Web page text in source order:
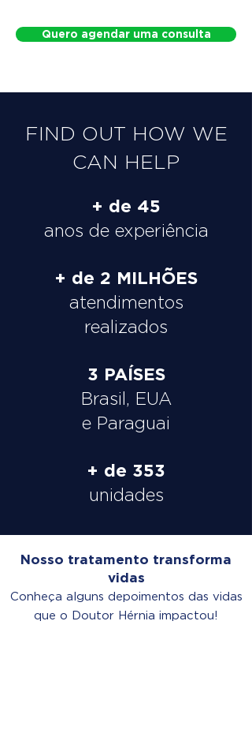
Quero agendar uma consulta
FIND OUT HOW WE
CAN HELP
+ de 45
anos de experiência
+ de 2 MILHÕES
atendimentos
realizados
3 PAÍSES
Brasil, EUA
e Paraguai
+ de 353
unidades
Nosso tratamento transforma
vidas
Conheça alguns depoimentos das vidas
que o Doutor Hérnia impactou!